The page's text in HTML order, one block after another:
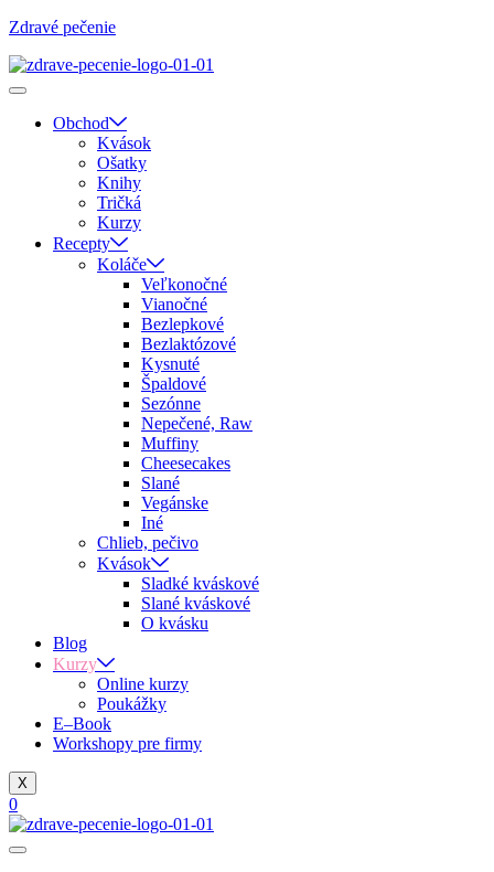
Zdravé pečenie
Obchod
Kvások
Ošatky
Knihy
Tričká
Kurzy
Recepty
Koláče
Veľkonočné
Vianočné
Bezlepkové
Bezlaktózové
Kysnuté
Špaldové
Sezónne
Nepečené, Raw
Muffiny
Cheesecakes
Slané
Vegánske
Iné
Chlieb, pečivo
Kvások
Sladké kváskové
Slané kváskové
O kvásku
Blog
Kurzy
Online kurzy
Poukážky
E–Book
Workshopy pre firmy
X
0